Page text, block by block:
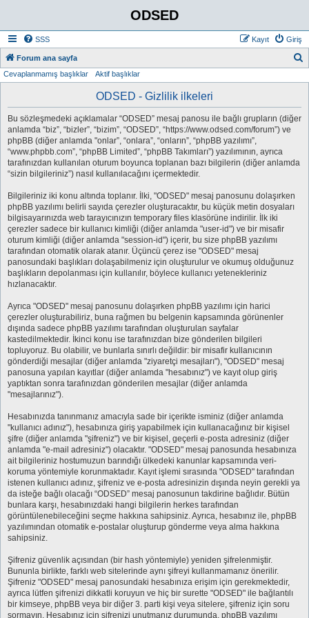
ODSED
SSS Giriş
Kayıt
Forum ana sayfa
Cevaplanmamış başlıklar Aktif başlıklar
ODSED - Gizlilik ilkeleri
Bu sözleşmedeki açıklamalar “ODSED” mesaj panosu ile bağlı grupların (diğer
anlamda “biz”, “bizler”, “bizim”, “ODSED”, “https://www.odsed.com/forum”) ve
phpBB (diğer anlamda "onlar”, “onlara”, “onların”, “phpBB yazılımı”,
“www.phpbb.com”, “phpBB Limited”, “phpBB Takımları”) yazılımının, ayrıca
tarafınızdan kullanılan oturum boyunca toplanan bazı bilgilerin (diğer anlamda
“sizin bilgileriniz”) nasıl kullanılacağını içermektedir.
Bilgileriniz iki konu altında toplanır. İlki, "ODSED" mesaj panosunu dolaşırken
phpBB yazılımı belirli sayıda çerezler oluşturacaktır, bu küçük metin dosyaları
bilgisayarınızda web tarayıcınızın temporary files klasörüne indirilir. İlk iki
çerezler sadece bir kullanıcı kimliği (diğer anlamda "user-id") ve bir misafir
oturum kimliği (diğer anlamda "session-id") içerir, bu size phpBB yazılımı
tarafından otomatik olarak atanır. Üçüncü çerez ise "ODSED" mesaj
panosundaki başlıkları dolaşabilmeniz için oluşturulur ve okumuş olduğunuz
başlıkların depolanması için kullanılır, böylece kullanıcı yetenekleriniz
hızlanacaktır.
Ayrıca "ODSED" mesaj panosunu dolaşırken phpBB yazılımı için harici
çerezler oluşturabiliriz, buna rağmen bu belgenin kapsamında görünenler
dışında sadece phpBB yazılımı tarafından oluşturulan sayfalar
kastedilmektedir. İkinci konu ise tarafınızdan bize gönderilen bilgileri
topluyoruz. Bu olabilir, ve bunlarla sınırlı değildir: bir misafir kullanıcının
gönderdiği mesajlar (diğer anlamda "ziyaretçi mesajları"), "ODSED" mesaj
panosuna yapılan kayıtlar (diğer anlamda "hesabınız") ve kayıt olup giriş
yaptıktan sonra tarafınızdan gönderilen mesajlar (diğer anlamda
"mesajlarınız").
Hesabınızda tanınmanız amacıyla sade bir içerikte isminiz (diğer anlamda
"kullanıcı adınız"), hesabınıza giriş yapabilmek için kullanacağınız bir kişisel
şifre (diğer anlamda "şifreniz") ve bir kişisel, geçerli e-posta adresiniz (diğer
anlamda "e-mail adresiniz") olacaktır. "ODSED" mesaj panosunda hesabınıza
ait bilgileriniz hostumuzun barındığı ülkedeki kanunlar kapsamında veri-
koruma yöntemiyle korunmaktadır. Kayıt işlemi sırasında "ODSED" tarafından
istenen kullanıcı adınız, şifreniz ve e-posta adresinizin dışında neyin gerekli ya
da isteğe bağlı olacağı “ODSED” mesaj panosunun takdirine bağlıdır. Bütün
bunlara karşı, hesabınızdaki hangi bilgilerin herkes tarafından
görüntülenebileceğini seçme hakkına sahipsiniz. Ayrıca, hesabınız ile, phpBB
yazılımından otomatik e-postalar oluşturup gönderme veya alma hakkına
sahipsiniz.
Şifreniz güvenlik açısından (bir hash yöntemiyle) yeniden şifrelenmiştir.
Bununla birlikte, farklı web sitelerinde aynı şifreyi kullanmamanız önerilir.
Şifreniz "ODSED" mesaj panosundaki hesabınıza erişim için gerekmektedir,
ayrıca lütfen şifrenizi dikkatli koruyun ve hiç bir surette "ODSED" ile bağlantılı
bir kimseye, phpBB veya bir diğer 3. parti kişi veya sitelere, şifreniz için soru
sormayın. Hesabınız için şifrenizi unutmanız durumunda, phpBB yazılımı